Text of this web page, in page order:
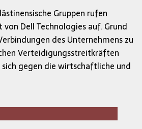
Gruppen rufen
Dell Technologies auf. Grund
des Unternehmens zu
Verteidigungsstreitkräften
gegen die wirtschaftliche und